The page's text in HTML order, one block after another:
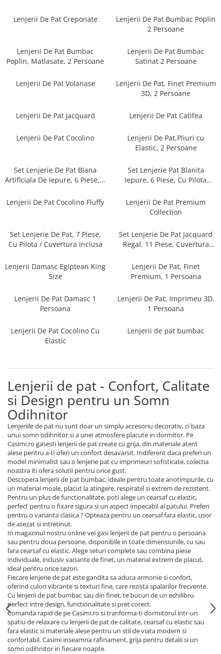
Cearceaf normal
Lenjerii De Pat Bumbac Poplin 2
Persoane
Matlasate, 2 Persoane
Lenjerii De Pat Volanase
Lenjerii De Pat, Finet Premium 3D,
Lenjerii De Pat Catifea
Set Lenjerie De Pat Blana
Set Lenjerie Pat Blanita Iepure, 6
Piese, Cu Pilota Inclusa
Set Lenjerie De Pat, 7 Piese, Cu
Set Lenjerie De Pat Jacquard Regal,
11 Piese, Cuvertura Inclusa
Lenjerii De Pat, Finet Premium, 1
Lenjerii De Pat, Imprimeu 3D, 1
Persoana
Lenjerii De Pat Creponate
Lenjerii De Pat Bumbac Poplin
2 Persoane
Lenjerii De Pat Bumbac
Poplin, Matlasate, 2 Persoane
Lenjerii De Pat Bumbac
Satinat 2 Persoane
Lenjerii De Pat Volanase
Lenjerii De Pat, Finet Premium
3D, 2 Persoane
Lenjerii De Pat Jacquard Lenjerii De Pat Catifea
Lenjerii De Pat Cocolino
Lenjerii De Pat,Pliuri cu
Elastic, 2 Persoane
Set Lenjerie De Pat Blana
Artificiala De Iepure, 6 Piese, 2
Set Lenjerie Pat Blanita
Iepure, 6 Piese, Cu Pilota
Lenjerii De Pat Cocolino Fluffy
Lenjerii De Pat Premium
Collection
Set Lenjerie De Pat, 7 Piese,
Cu Pilota / Cuvertura Inclusa
Set Lenjerie De Pat Jacquard
Regal, 11 Piese, Cuvertura
Lenjerii Damasc Egiptean King
Size
Lenjerii De Pat, Finet
Premium, 1 Persoana
Lenjerii De Pat Damasc 1
Persoana
Lenjerii De Pat, Imprimeu 3D,
1 Persoana
Lenjerii De Pat Cocolino Cu
Elastic
Lenjerii de pat bumbac
Lenjerii de pat - Confort, Calitate
si Design pentru un Somn
Odihnitor
Lenjeriile de pat nu sunt doar un simplu accesoriu decorativ, ci baza
unui somn odihnitor si a unei atmosfere placute in dormitor. Pe
Casimi.ro gasesti lenjerii de pat create cu grija, din materiale atent
alese pentru a-ti oferi un confort desavarsit. Indiferent daca preferi un
model minimalist sau o lenjerie pat cu imprimeuri sofisticate, colectia
noastra iti ofera solutii pentru orice gust.
Descopera lenjerii de pat bumbac, ideale pentru toate anotimpurile, cu
un material moale, placut la atingere, respirabil si extrem de rezistent.
Pentru un plus de functionalitate, poti alege un cearsaf cu elastic,
perfect pentru o fixare sigura si un aspect impecabil al patului. Preferi
pentru o varianta clasica ? Opteaza pentru un cearsaf fara elastic, usor
de asezat si intretinut.
In magazinul nostru online vei gasi lenjerii de pat pentru o persoana
sau pentru doua persoane, disponibile in toate dimensiunile, cu sau
fara cearsaf cu elastic. Alege seturi complete sau combina piese
individuale, inclusiv variante de finet, un material extrem de placut,
ideal pentru orice sezon.
Fiecare lenjerie de pat este gandita sa aduca armonie si confort,
oferind culori vibrante si texturi fine, care rezista spalarilor frecvente.
Cu lenjerii de pat bumbac sau din finet, te bucuri de un echilibru
perfect intre design, functionalitate si pret corect.
Comanda rapid de pe Casimi.ro si tranforma-ti dormitorul intr-un
spatiu de relaxare cu lenjerii de pat de calitate, cearsaf cu elastic sau
fara elastic si materiale alese pentru un stil de viata modern si
confortabil. Casimi inseamna rafinament, grija pentru detalii si un
somn odihnitor in fiecare noapte.